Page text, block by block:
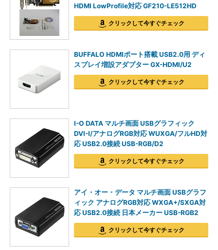
HDMI LowProfile対応 GF210-LE512HD
クリックして今すぐチェック
BUFFALO HDMIポート搭載 USB2.0用 ディ
スプレイ増設アダプター GX-HDMI/U2
クリックして今すぐチェック
I-O DATA マルチ画面 USBグラフィック
DVI-I/アナログRGB対応 WUXGA/フルHD対
応 USB2.0接続 USB-RGB/D2
クリックして今すぐチェック
アイ・オー・データ マルチ画面 USBグラフ
ィック アナログRGB対応 WXGA+/SXGA対
応 USB2.0接続 日本メーカー USB-RGB2
クリックして今すぐチェック